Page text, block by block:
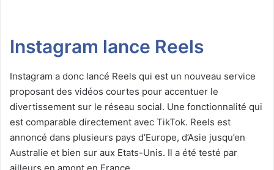
Instagram lance Reels
Instagram a donc lancé Reels qui est un nouveau service
proposant des vidéos courtes pour accentuer le
divertissement sur le réseau social. Une fonctionnalité qui
est comparable directement avec TikTok. Reels est
annoncé dans plusieurs pays d’Europe, d’Asie jusqu’en
Australie et bien sur aux Etats-Unis. Il a été testé par